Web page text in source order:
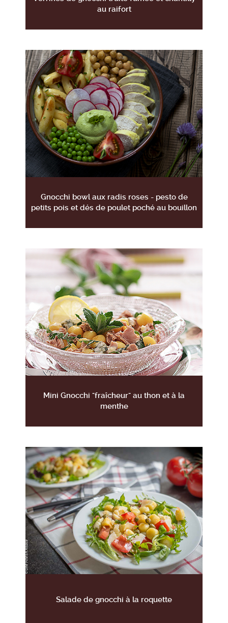
au raifort
Gnocchi bowl aux radis roses - pesto de
petits pois et dés de poulet poché au bouillon
Mini Gnocchi "fraîcheur" au thon et à la
menthe
Salade de gnocchi à la roquette